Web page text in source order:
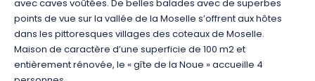
avec caves voûtées. De belles balades avec de superbes
points de vue sur la vallée de la Moselle s’offrent aux hôtes
dans les pittoresques villages des coteaux de Moselle.
Maison de caractère d’une superficie de 100 m2 et
entièrement rénovée, le « gîte de la Noue » accueille 4